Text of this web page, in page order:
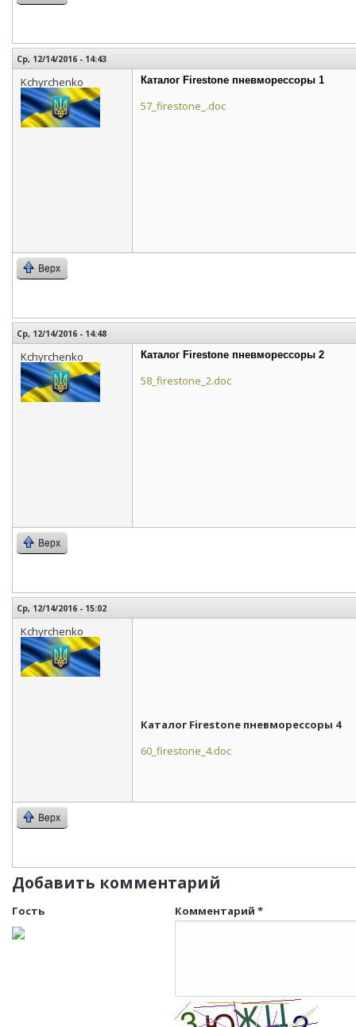
Ср, 12/14/2016 - 14:43
Kchyrchenko Каталог Firestone пневморессоры 1
57_firestone_.doc
Верх
Ср, 12/14/2016 - 14:48
Kchyrchenko Каталог Firestone пневморессоры 2
58_firestone_2.doc
Верх
Ср, 12/14/2016 - 15:02
Kchyrchenko
Каталог Firestone пневморессоры 4
60_firestone_4.doc
Верх
Добавить комментарий
Гость Комментарий *